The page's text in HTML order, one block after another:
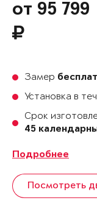
от 95 799
Замер
Установка в
Срок
45
Подробнее
Посмотреть